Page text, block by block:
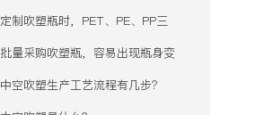
定制吹塑瓶时，PET、PE、PP三
种常用材质怎么选？不同材质分别
适合什么产品灌装，有哪些优缺
批量采购吹塑瓶，容易出现瓶身变
形、瓶口渗漏、瓶体发白、内部气
中空吹塑生产工艺流程有几步？